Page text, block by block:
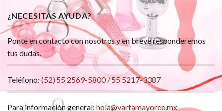
¿NECESITAS AYUDA?
Ponte en contacto con nosotros y en breve responderemos
tus dudas.
Teléfono: (52) 55 2569-5800 / 55 5217-3387
Para información general: hola@vartamayoreo.mx